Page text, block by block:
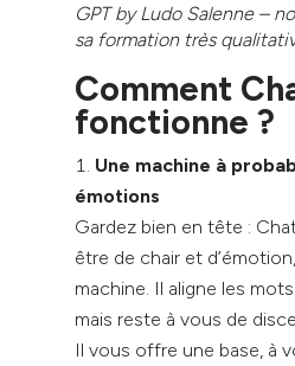
GPT by Ludo Salenne –
sa formation très
Comment
fonctionne ?
Une machine à
émotions
Gardez bien en tête :
être de chair et
machine. Il aligne les
mais reste à vous de
Il vous offre une base, à